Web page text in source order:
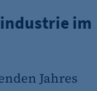
im
Jahres